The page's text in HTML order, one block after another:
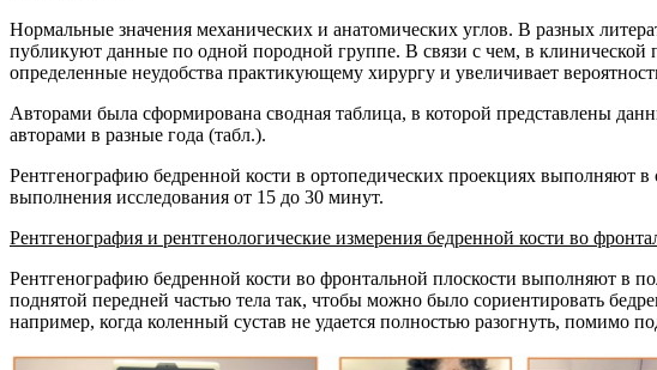
Нормальные значения механических и анатомических углов. В разных
публикуют данные по одной породной группе. В связи с чем, в клинической
определенные неудобства практикующему хирургу и увеличивает
Авторами была сформирована сводная таблица, в которой представлены
авторами в разные года (табл.).
Рентгенографию бедренной кости в ортопедических проекциях выполняют
выполнения исследования от 15 до 30 минут.
Рентгенография и рентгенологические измерения бедренной кости во
Рентгенографию бедренной кости во фронтальной плоскости выполняют в
поднятой передней частью тела так, чтобы можно было сориентировать
например, когда коленный сустав не удается полностью разогнуть, помимо